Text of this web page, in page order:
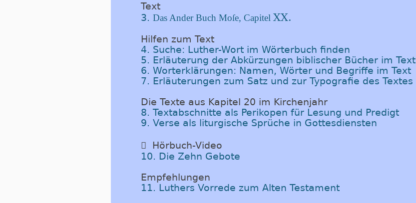
Text
3. Das Ander Buch Moſe, Capitel XX.
Hilfen zum Text
4. Suche: Luther-Wort im Wörterbuch finden
5. Erläuterung der Abkürzungen biblischer Bücher im Text
6. Worterklärungen: Namen, Wörter und Begriffe im Text
7. Erläuterungen zum Satz und zur Typografie des Textes
Die Texte aus Kapitel 20 im Kirchenjahr
8. Textabschnitte als Perikopen für Lesung und Predigt
9. Verse als liturgische Sprüche in Gottesdiensten
 Hörbuch-Video
10. Die Zehn Gebote
Empfehlungen
11. Luthers Vorrede zum Alten Testament